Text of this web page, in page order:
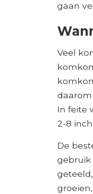
gaan
Veel
In feite
2-8
De
gebruik